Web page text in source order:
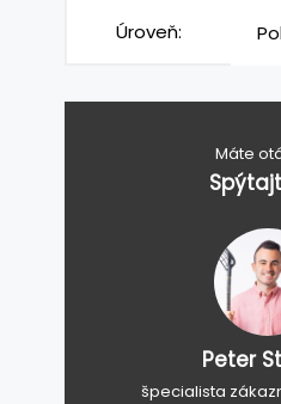
Úroveň:
Máte
Peter
špecialista